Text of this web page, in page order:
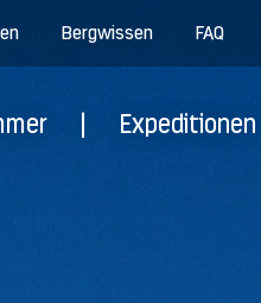
Bergwissen FAQ
Expeditionen